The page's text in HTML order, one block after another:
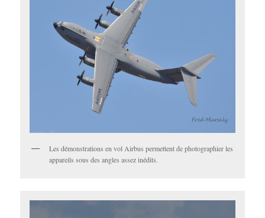
Les démonstrations en vol Airbus permettent de photographier les
appareils sous des angles assez inédits.